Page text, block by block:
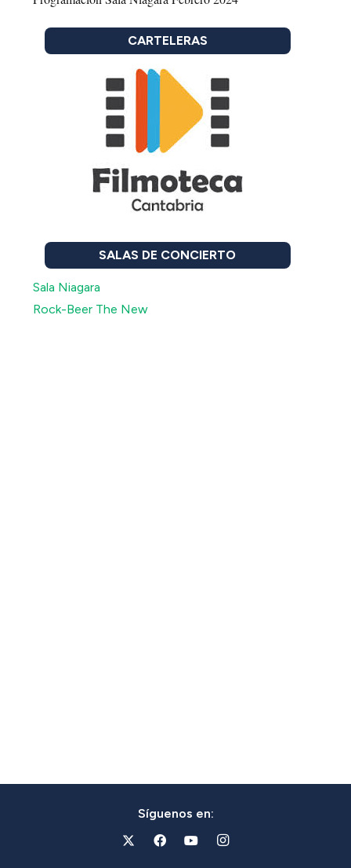
CARTELERAS
SALAS DE CONCIERTO
Sala Niagara
Rock-Beer The New
Síguenos en: